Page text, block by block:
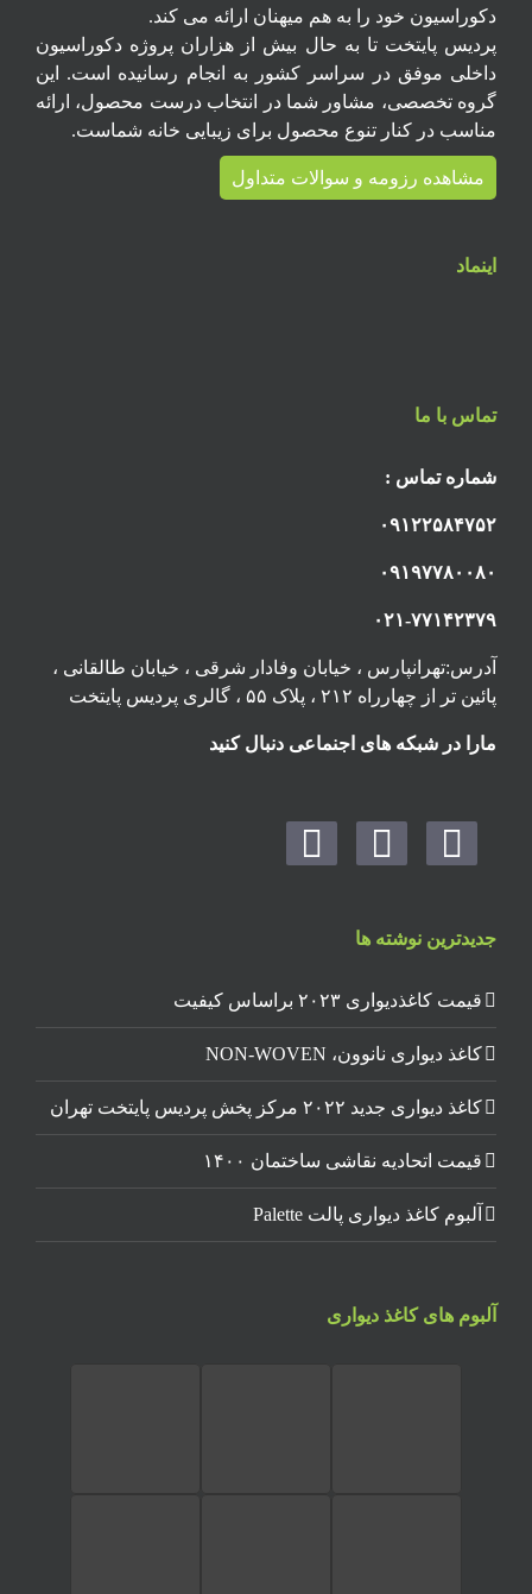
دکوراسیون خود را به هم میهنان ارائه می کند.
پردیس پایتخت تا به حال بیش از هزاران پروژه دکوراسیون
داخلی موفق در سراسر کشور به انجام رسانیده است. این
گروه تخصصی، مشاور شما در انتخاب درست محصول، ارائه
مناسب در کنار تنوع محصول برای زیبایی خانه شماست.
مشاهده رزومه و سوالات متداول
اینماد
تماس با ما
شماره تماس :
۰۹۱۲۲۵۸۴۷۵۲
۰۹۱۹۷۷۸۰۰۸۰
۰۲۱-۷۷۱۴۲۳۷۹
آدرس:تهرانپارس ، خیابان وفادار شرقی ، خیابان طالقانی ،
پائین تر از چهارراه ۲۱۲ ، پلاک ۵۵ ، گالری پردیس پایتخت
مارا در شبکه های اجنماعی دنبال کنید
جدیدترین نوشته ها
قیمت کاغذدیواری ۲۰۲۳ براساس کیفیت
کاغذ دیواری نانوون، NON-WOVEN
کاغذ دیواری جدید ۲۰۲۲ مرکز پخش پردیس پایتخت تهران
قیمت اتحادیه نقاشی ساختمان ۱۴۰۰
آلبوم کاغذ دیواری پالت Palette
آلبوم های کاغذ دیواری